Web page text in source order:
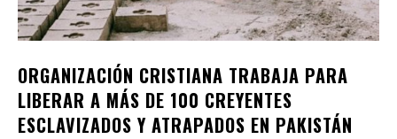
ORGANIZACIÓN CRISTIANA TRABAJA PARA
LIBERAR A MÁS DE 100 CREYENTES
ESCLAVIZADOS Y ATRAPADOS EN PAKISTÁN